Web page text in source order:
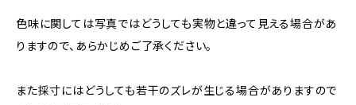
色味に関しては写真ではどうしても実物と違って見える場合があ
りますので、あらかじめご了承ください。
また採寸にはどうしても若干のズレが生じる場合がありますので